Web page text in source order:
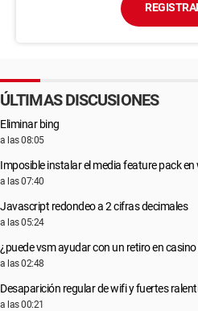
ÚLTIMAS DISCUSIONES
Eliminar bing
a las 08:05
Imposible instalar el media feature pack
a las 07:40
Javascript redondeo a 2 cifras decimales
a las 05:24
¿puede vsm ayudar con un retiro en
a las 02:48
Desaparición regular de wifi y fuertes
a las 00:21